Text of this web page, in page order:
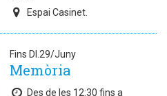
Espai Casinet.
Fins Dl.29/Juny
Memòria
Des de les 12:30 fins a